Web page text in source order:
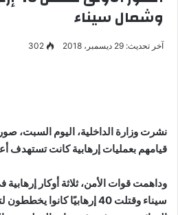
وشمال سيناء
آخر تحديث: 29 ديسمبر، 2018 302
قيامهم بعمليات إرهابية كانت تستهدف
وداهمت قوات الأمن، ثلاثة أوكار
سيناء وقتلت 40 إرهابيًا